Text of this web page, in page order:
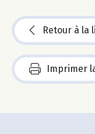
Retour à la
Imprimer